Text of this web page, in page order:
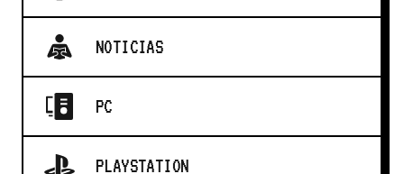
NOTICIAS
PC
PLAYSTATION